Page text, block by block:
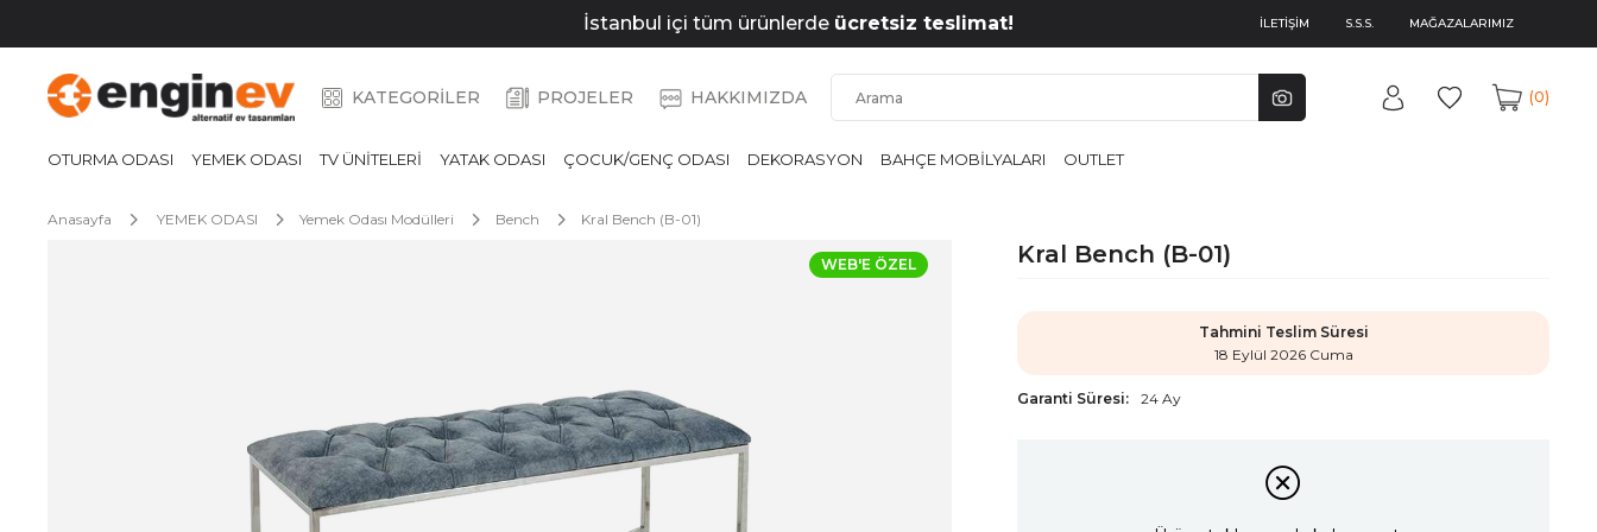
İstanbul içi tüm ürünlerde ücretsiz teslimat! İLETİŞİM S.S.S. MAĞAZALARIMIZ
KATEGORİLER PROJELER HAKKIMIZDA 0
OTURMA ODASI YEMEK ODASI TV ÜNİTELERİ YATAK ODASI ÇOCUK/GENÇ ODASI DEKORASYON BAHÇE MOBİLYALARI OUTLET
Anasayfa YEMEK ODASI Yemek Odası Modülleri Bench Kral Bench (B-01)
WEB'E ÖZEL Kral Bench (B-01)
Tahmini Teslim Süresi
18 Eylül 2026 Cuma
Garanti Süresi: 24 Ay